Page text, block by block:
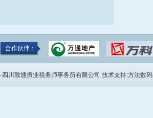
合作伙伴：
-四川致通振业税务师事务所有限公司 技术支持:方法数码